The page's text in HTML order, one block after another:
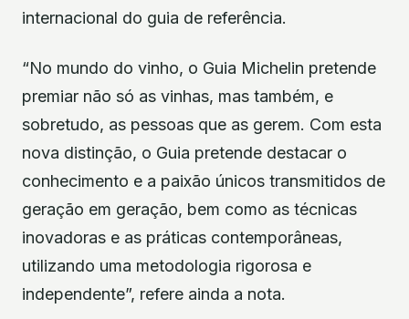
internacional do guia de referência.
“No mundo do vinho, o Guia Michelin pretende
premiar não só as vinhas, mas também, e
sobretudo, as pessoas que as gerem. Com esta
nova distinção, o Guia pretende destacar o
conhecimento e a paixão únicos transmitidos de
geração em geração, bem como as técnicas
inovadoras e as práticas contemporâneas,
utilizando uma metodologia rigorosa e
independente”, refere ainda a nota.